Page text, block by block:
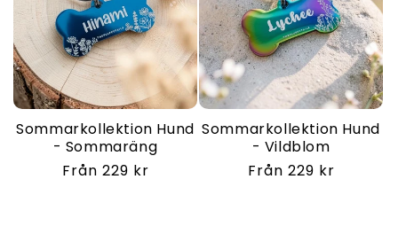
Sommarkollektion Hund
- Sommaräng
Ordinarie
Från 229 kr
Sommarkollektion Hund
- Vildblom
Ordinarie
Från 229 kr